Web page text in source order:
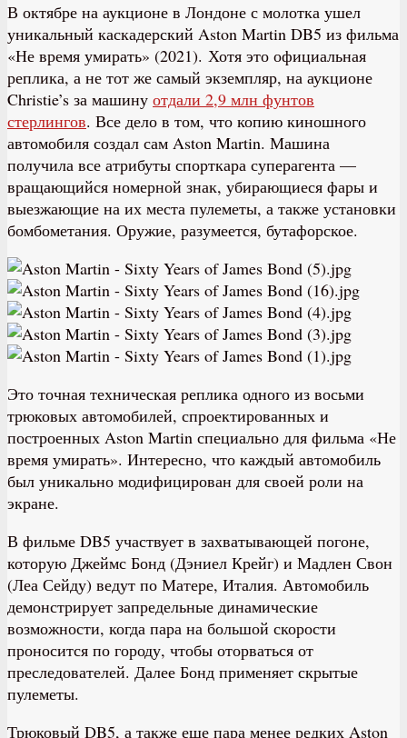
В октябре на аукционе в Лондоне с молотка ушел
уникальный каскадерский Aston Martin DB5 из фильма
«Не время умирать» (2021). Хотя это официальная
реплика, а не тот же самый экземпляр, на аукционе
Christie’s за машину отдали 2,9 млн фунтов
стерлингов. Все дело в том, что копию киношного
автомобиля создал сам Aston Martin. Машина
получила все атрибуты спорткара суперагента —
вращающийся номерной знак, убирающиеся фары и
выезжающие на их места пулеметы, а также установки
бомбометания. Оружие, разумеется, бутафорское.
Это точная техническая реплика одного из восьми
трюковых автомобилей, спроектированных и
построенных Aston Martin специально для фильма «Не
время умирать». Интересно, что каждый автомобиль
был уникально модифицирован для своей роли на
экране.
В фильме DB5 участвует в захватывающей погоне,
которую Джеймс Бонд (Дэниел Крейг) и Мадлен Свон
(Леа Сейду) ведут по Матере, Италия. Автомобиль
демонстрирует запредельные динамические
возможности, когда пара на большой скорости
проносится по городу, чтобы оторваться от
преследователей. Далее Бонд применяет скрытые
пулеметы.
Трюковый DB5, а также еще пара менее редких Aston